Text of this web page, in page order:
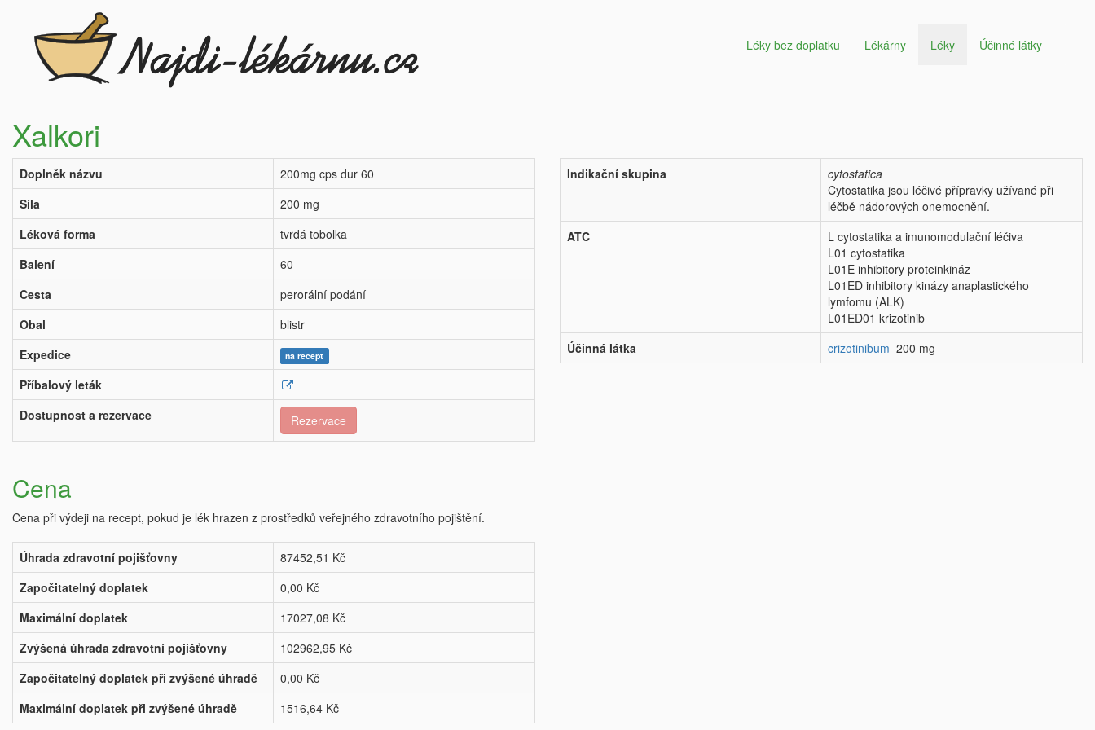
Léky bez doplatku Lékárny Léky Účinné látky
Xalkori
Doplněk názvu
200mg cps dur 60
Síla
200 mg
Léková forma
tvrdá tobolka
Balení
60
Cesta
perorální podání
Obal
blistr
Expedice
na recept
Příbalový leták
Dostupnost a rezervace
Rezervace
Indikační skupina
cytostatica
Cytostatika jsou léčivé přípravky užívané při
léčbě nádorových onemocnění.
ATC
L cytostatika a imunomodulační léčiva
L01 cytostatika
L01E inhibitory proteinkináz
L01ED inhibitory kinázy anaplastického
lymfomu (ALK)
L01ED01 krizotinib
Účinná látka
crizotinibum 200 mg
Cena
Cena při výdeji na recept, pokud je lék hrazen z prostředků veřejného zdravotního pojištění.
Úhrada zdravotní pojišťovny
87452,51 Kč
Započitatelný doplatek
0,00 Kč
Maximální doplatek
17027,08 Kč
Zvýšená úhrada zdravotní pojišťovny
102962,95 Kč
Započitatelný doplatek při zvýšené úhradě
0,00 Kč
Maximální doplatek při zvýšené úhradě
1516,64 Kč